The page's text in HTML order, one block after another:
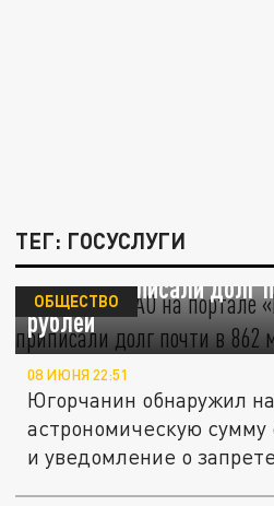
ТЕГ: ГОСУСЛУГИ
Жителю ХМАО на портале
ошибке приписали долг
рублей
ОБЩЕСТВО
08 ИЮНЯ 22:51
Югорчанин обнаружил
астрономическую
и уведомление о